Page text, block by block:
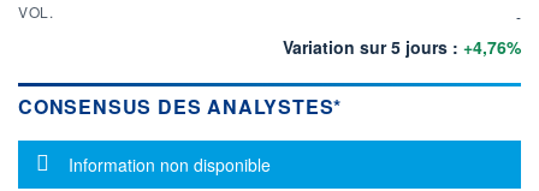
VOL.
-
Variation sur 5 jours : +4,76%
CONSENSUS DES ANALYSTES*
Message d'information
Information non disponible